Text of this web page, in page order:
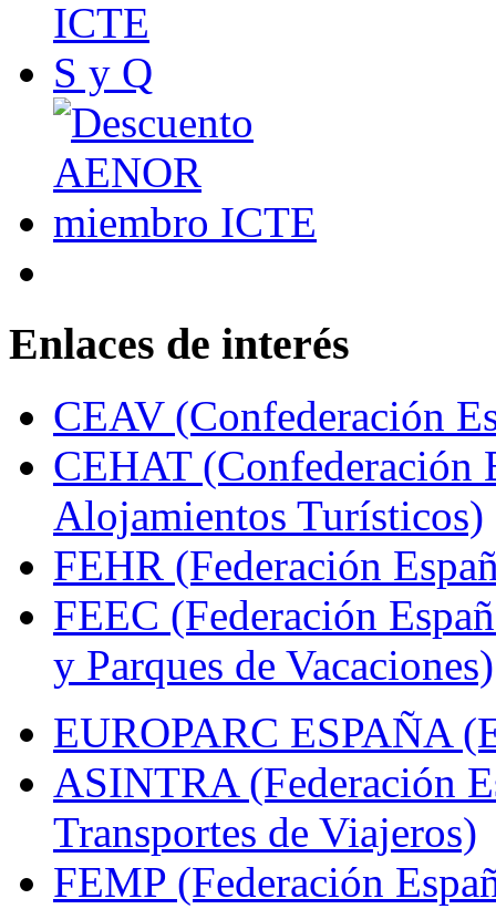
Enlaces de interés
CEAV (Confederación
CEHAT (Confederación
Alojamientos Turísticos)
FEHR (Federación
FEEC (Federación
y Parques de Vacaciones)
EUROPARC ESPAÑA
ASINTRA (Federación
Transportes de Viajeros)
FEMP (Federación